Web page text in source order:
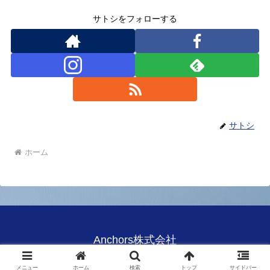
サトシをフォローする
サトシ
ホーム
Anchors株式会社
© 2020 Anchors株式会社.
メニュー ホーム 検索 トップ サイドバー